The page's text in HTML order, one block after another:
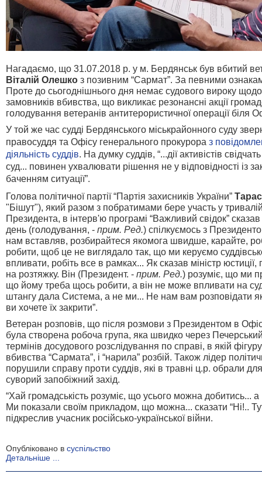
Нагадаємо, що 31.07.2018 р. у м. Бердянськ був вбитий
Віталій Олешко з позивним “Сармат”. За певними
Проте до сьогоднішнього дня немає судового вироку щодо
замовників вбивства, що викликає резонансні акції
голодування ветеранів антитерористичної операції біля
У той же час судді Бердянського міськрайонного суду
правосуддя та Офісу генерального прокурора з
діяльність суддів. На думку суддів, “...дії активістів
суд... повинен ухвалювати рішення не у відповідності із
баченням ситуації”.
Голова політичної партії “Партія захисників України”
"Бішут"), який разом з побратимами бере участь у тривалій
Президента, в інтерв'ю програмі “Важливий свідок”
день (голодування, - прим. Ред.) спілкуємось з
нам вставляв, розбирайтеся якомога швидше, карайте,
робити, щоб це не виглядало так, що ми керуємо
впливати, робіть все в рамках... Як сказав міністр
на розтяжку. Він (Президент. - прим. Ред.) розуміє, що ми
що йому треба щось робити, а він не може впливати на
штангу дала Система, а не ми... Не нам вам розповідати
ви хочете їх закрити”.
Ветеран розповів, що після розмови з Президентом в
була створена робоча група, яка швидко через
термінів досудового розслідування по справі, в якій
вбивства “Сармата”, і “нарила” розбій. Також лідер
порушили справу проти суддів, які в травні ц.р. обрали
суворий запобіжний захід.
“Хай громадськість розуміє, що усього можна добитись...
Ми показали своїм прикладом, що можна... сказати “Ні!..
підкреслив учасник російсько-української війни.
Опубліковано в суспільство
Детальніше ...